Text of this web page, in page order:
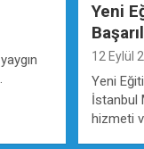
Yeni
12 Eylül
Yeni
İstanbul
hizmeti